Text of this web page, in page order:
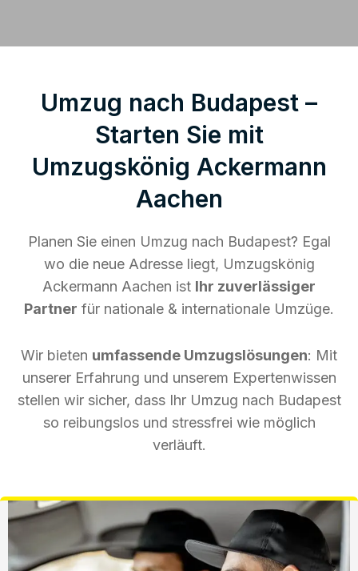
Umzug nach Budapest –
Starten Sie mit
Umzugskönig Ackermann
Aachen
Planen Sie einen Umzug nach Budapest? Egal
wo die neue Adresse liegt, Umzugskönig
Ackermann Aachen ist Ihr zuverlässiger
Partner für nationale & internationale Umzüge.
Wir bieten umfassende Umzugslösungen: Mit
unserer Erfahrung und unserem Expertenwissen
stellen wir sicher, dass Ihr Umzug nach Budapest
so reibungslos und stressfrei wie möglich
verläuft.